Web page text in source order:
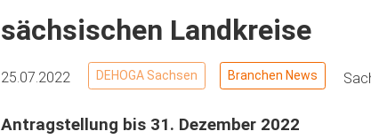
sächsischen Landkreise
25.07.2022 DEHOGA Sachsen Branchen News
Antragstellung bis 31. Dezember 2022